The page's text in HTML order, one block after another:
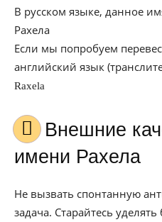
В русском языке, данное
Рахела
Если мы попробуем
английский язык
Raxela
Внешние качества для
имени Рахела
Не вызвать спонтанную
задача. Старайтесь